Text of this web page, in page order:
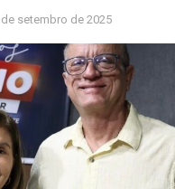
setembro de 2025